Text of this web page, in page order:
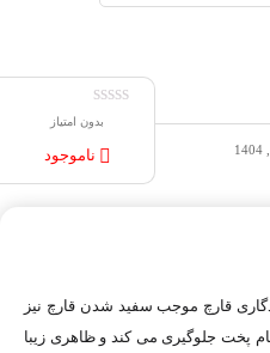
بدون امتیاز
ناموجود
قارچ موجب سفید شدن قارچ نیز
پخت جلوگیری می کند و ظاهری زیبا